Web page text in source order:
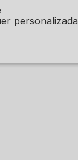
personalizada